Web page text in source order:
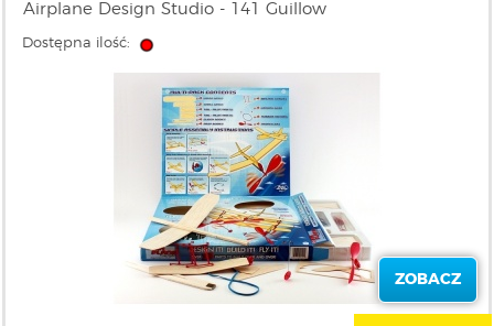
Airplane Design Studio - 141 Guillow
Dostępna ilość:
ZOBACZ